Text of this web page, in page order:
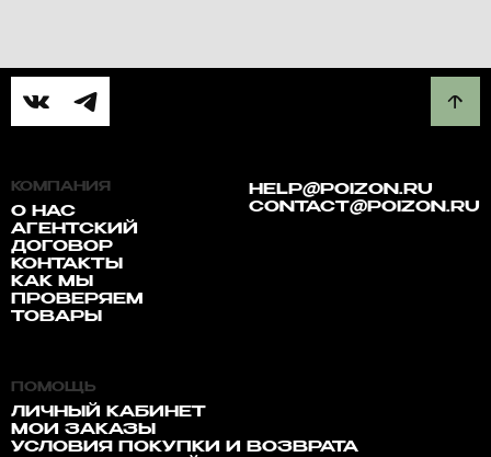
КОМПАНИЯ
О НАС
АГЕНТСКИЙ
ДОГОВОР
КОНТАКТЫ
КАК МЫ
ПРОВЕРЯЕМ
ТОВАРЫ
HELP@POIZON.RU
CONTACT@POIZON.RU
ПОМОЩЬ
ЛИЧНЫЙ КАБИНЕТ
МОИ ЗАКАЗЫ
УСЛОВИЯ ПОКУПКИ И ВОЗВРАТА